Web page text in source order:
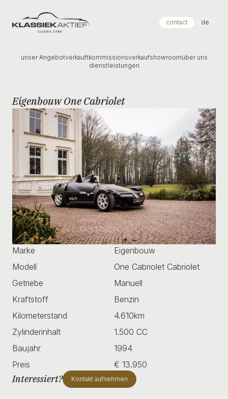
Klassiek Aktief contact de
unser Angebotverkauftkommissionsverkaufshowroomüber uns
dienstleistungen
Eigenbouw One Cabriolet
Marke
Eigenbouw
Modell
One Cabriolet Cabriolet
Getriebe
Manuell
Kraftstoff
Benzin
Kilometerstand
4.610km
Zylinderinhalt
1.500 CC
Baujahr
1994
Preis
€ 13.950
Interessiert? Kontakt aufnehmen